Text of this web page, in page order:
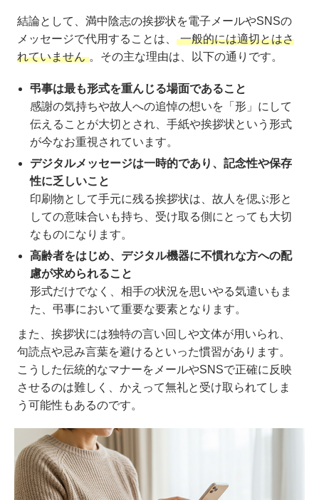
結論として、満中陰志の挨拶状を電子メールやSNSの
メッセージで代用することは、 一般的には適切とはさ
れていません 。その主な理由は、以下の通りです。
弔事は最も形式を重んじる場面であること
感謝の気持ちや故人への追悼の想いを「形」にして
伝えることが大切とされ、手紙や挨拶状という形式
が今なお重視されています。
デジタルメッセージは一時的であり、記念性や保存
性に乏しいこと
印刷物として手元に残る挨拶状は、故人を偲ぶ形と
しての意味合いも持ち、受け取る側にとっても大切
なものになります。
高齢者をはじめ、デジタル機器に不慣れな方への配
慮が求められること
形式だけでなく、相手の状況を思いやる気遣いもま
た、弔事において重要な要素となります。
また、挨拶状には独特の言い回しや文体が用いられ、
句読点や忌み言葉を避けるといった慣習があります。
こうした伝統的なマナーをメールやSNSで正確に反映
させるのは難しく、かえって無礼と受け取られてしま
う可能性もあるのです。